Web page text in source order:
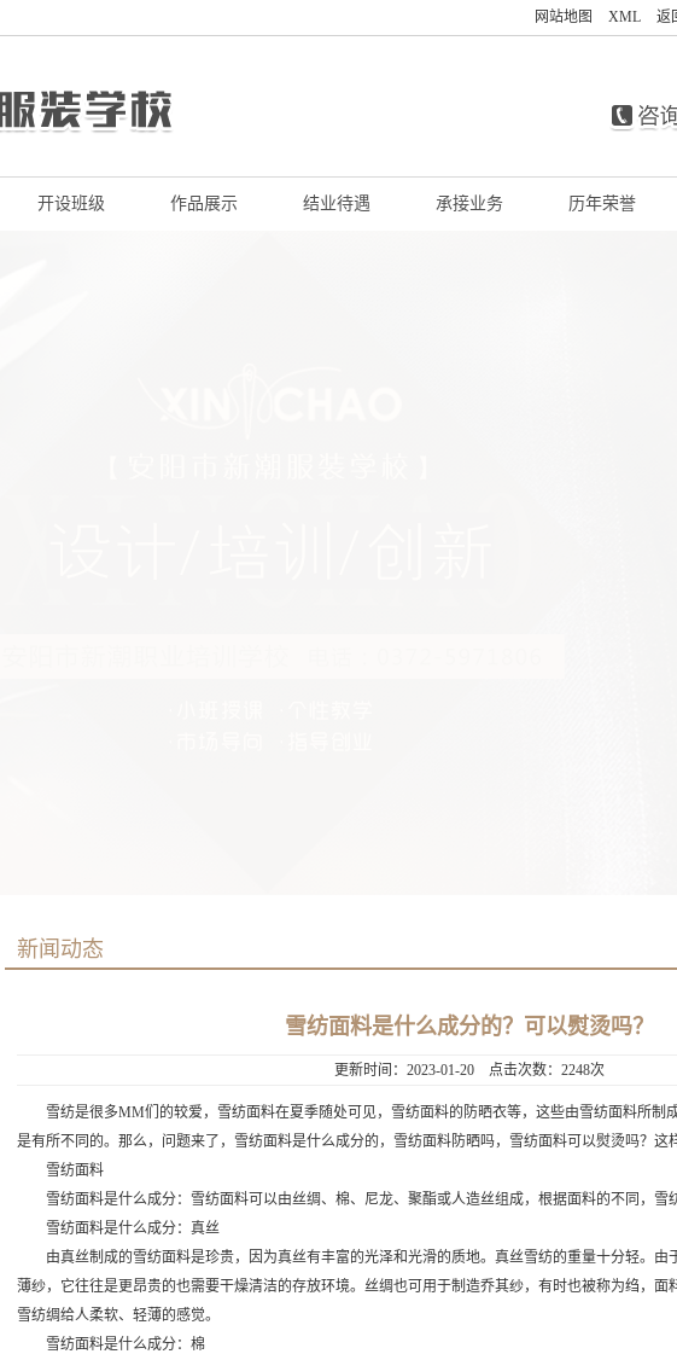
网站地图 XML 返
开设班级 作品展示 结业待遇 承接业务 历年荣誉
新闻动态
雪纺面料是什么成分的？可以熨烫吗？
更新时间：2023-01-20 点击次数：2248次
雪纺是很多MM们的较爱，雪纺面料在夏季随处可见，雪纺面料的防晒衣等，这些由雪纺面料所制
是有所不同的。那么，问题来了，雪纺面料是什么成分的，雪纺面料防晒吗，雪纺面料可以熨烫吗？这
雪纺面料
雪纺面料是什么成分：雪纺面料可以由丝绸、棉、尼龙、聚酯或人造丝组成，根据面料的不同，雪
雪纺面料是什么成分：真丝
由真丝制成的雪纺面料是珍贵，因为真丝有丰富的光泽和光滑的质地。真丝雪纺的重量十分轻。由
薄纱，它往往是更昂贵的也需要干燥清洁的存放环境。丝绸也可用于制造乔其纱，有时也被称为绉，面
雪纺绸给人柔软、轻薄的感觉。
雪纺面料是什么成分：棉